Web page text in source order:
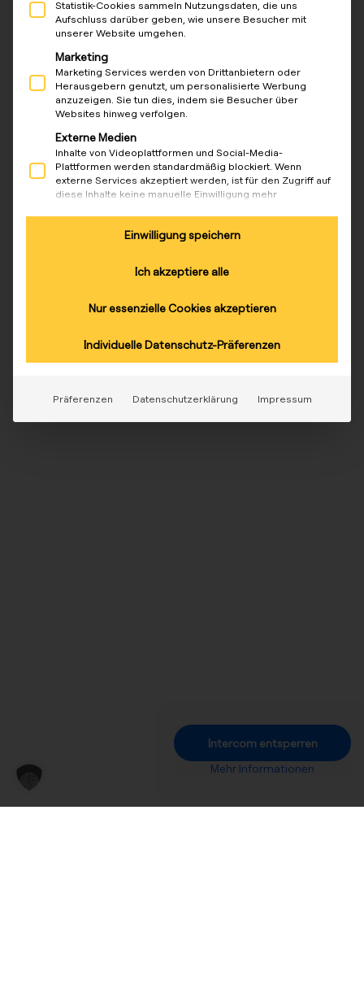
Statistik-Cookies sammeln Nutzungsdaten, die uns
Aufschluss darüber geben, wie unsere Besucher mit
unserer Website umgehen.
Marketing
Marketing Services werden von Drittanbietern oder
Herausgebern genutzt, um personalisierte Werbung
anzuzeigen. Sie tun dies, indem sie Besucher über
Websites hinweg verfolgen.
Externe Medien
Inhalte von Videoplattformen und Social-Media-
Plattformen werden standardmäßig blockiert. Wenn
externe Services akzeptiert werden, ist für den Zugriff auf
diese Inhalte keine manuelle Einwilligung mehr
Einwilligung speichern
Ich akzeptiere alle
Nur essenzielle Cookies akzeptieren
Individuelle Datenschutz-Präferenzen
Präferenzen Datenschutzerklärung Impressum
Intercom entsperren
Mehr Informationen